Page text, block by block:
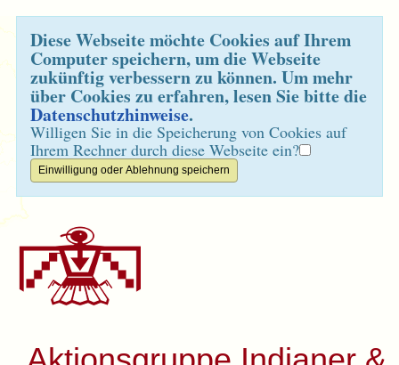
Diese Webseite möchte Cookies auf Ihrem
Computer speichern, um die Webseite
zukünftig verbessern zu können. Um mehr
über Cookies zu erfahren, lesen Sie bitte die
Datenschutzhinweise.
Willigen Sie in die Speicherung von Cookies auf
Ihrem Rechner durch diese Webseite ein?